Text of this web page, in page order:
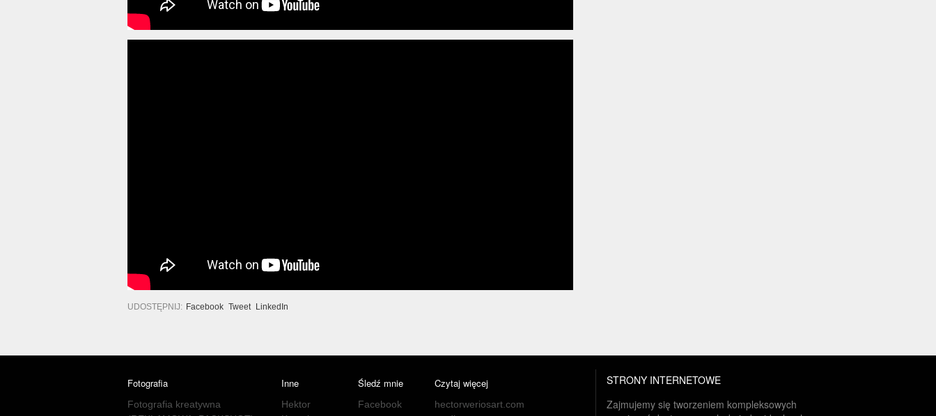
UDOSTĘPNIJ: Facebook Tweet LinkedIn
Fotografia
Fotografia kreatywna
Inne
Hektor
Śledź mnie
Facebook
Czytaj więcej
hectorweriosart.com
STRONY INTERNETOWE
Zajmujemy się tworzeniem kompleksowych